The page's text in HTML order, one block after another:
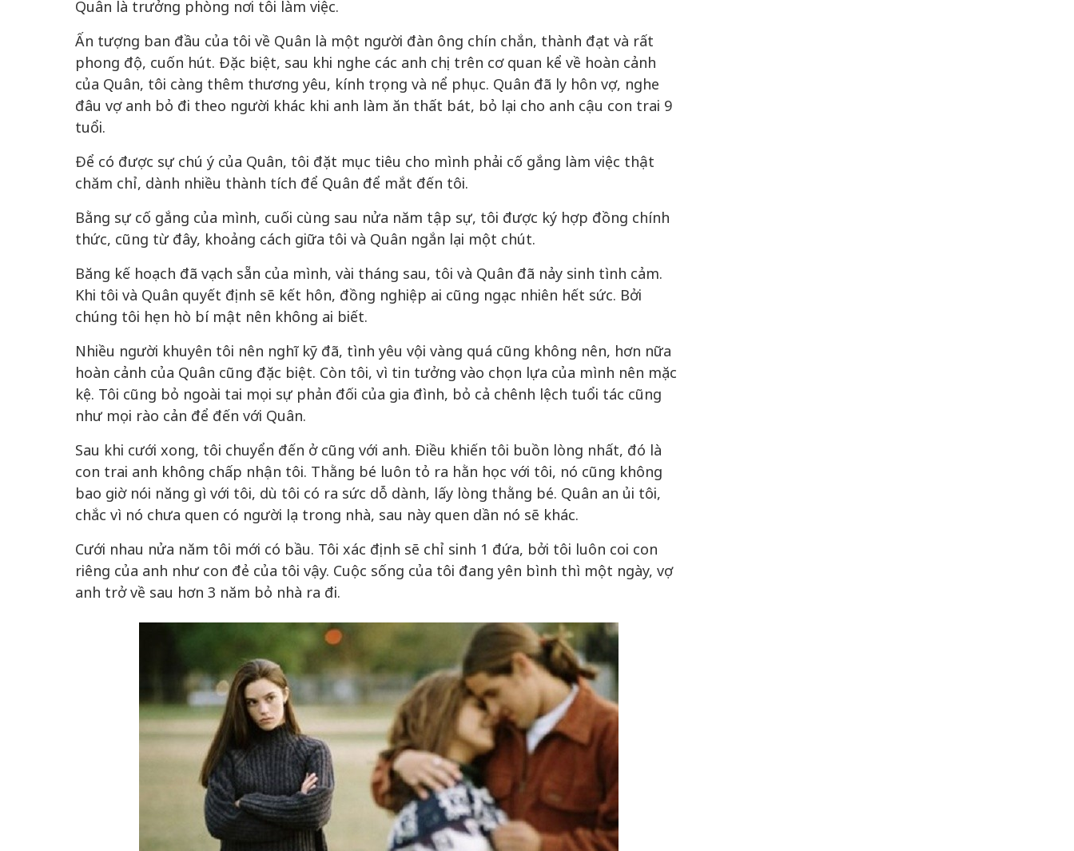
Quân là trưởng phòng nơi tôi làm việc.
Ấn tượng ban đầu của tôi về Quân là một người đàn ông chín chắn, thành đạt và rất
phong độ, cuốn hút. Đặc biệt, sau khi nghe các anh chị trên cơ quan kể về hoàn cảnh
của Quân, tôi càng thêm thương yêu, kính trọng và nể phục. Quân đã ly hôn vợ, nghe
đâu vợ anh bỏ đi theo người khác khi anh làm ăn thất bát, bỏ lại cho anh cậu con trai 9
tuổi.
Để có được sự chú ý của Quân, tôi đặt mục tiêu cho mình phải cố gắng làm việc thật
chăm chỉ, dành nhiều thành tích để Quân để mắt đến tôi.
Bằng sự cố gắng của mình, cuối cùng sau nửa năm tập sự, tôi được ký hợp đồng chính
thức, cũng từ đây, khoảng cách giữa tôi và Quân ngắn lại một chút.
Băng kế hoạch đã vạch sẵn của mình, vài tháng sau, tôi và Quân đã nảy sinh tình cảm.
Khi tôi và Quân quyết định sẽ kết hôn, đồng nghiệp ai cũng ngạc nhiên hết sức. Bởi
chúng tôi hẹn hò bí mật nên không ai biết.
Nhiều người khuyên tôi nên nghĩ kỹ đã, tình yêu vội vàng quá cũng không nên, hơn nữa
hoàn cảnh của Quân cũng đặc biệt. Còn tôi, vì tin tưởng vào chọn lựa của mình nên mặc
kệ. Tôi cũng bỏ ngoài tai mọi sự phản đối của gia đình, bỏ cả chênh lệch tuổi tác cũng
như mọi rào cản để đến với Quân.
Sau khi cưới xong, tôi chuyển đến ở cũng với anh. Điều khiến tôi buồn lòng nhất, đó là
con trai anh không chấp nhận tôi. Thằng bé luôn tỏ ra hằn học với tôi, nó cũng không
bao giờ nói năng gì với tôi, dù tôi có ra sức dỗ dành, lấy lòng thằng bé. Quân an ủi tôi,
chắc vì nó chưa quen có người lạ trong nhà, sau này quen dần nó sẽ khác.
Cưới nhau nửa năm tôi mới có bầu. Tôi xác định sẽ chỉ sinh 1 đứa, bởi tôi luôn coi con
riêng của anh như con đẻ của tôi vậy. Cuộc sống của tôi đang yên bình thì một ngày, vợ
anh trở về sau hơn 3 năm bỏ nhà ra đi.